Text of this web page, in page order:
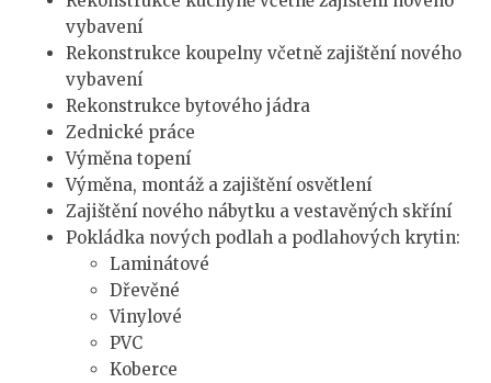
vybavení
Rekonstrukce koupelny včetně zajištění nového
vybavení
Rekonstrukce bytového jádra
Zednické práce
Výměna topení
Výměna, montáž a zajištění osvětlení
Zajištění nového nábytku a vestavěných skříní
Pokládka nových podlah a podlahových krytin:
Laminátové
Dřevěné
Vinylové
PVC
Koberce